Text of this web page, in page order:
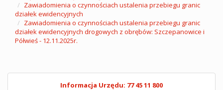
Zawiadomienia o czynnościach ustalenia przebiegu granic
działek ewidencyjnych
Zawiadomienia o czynnościach ustalenia przebiegu granic
działek ewidencyjnych drogowych z obrębów: Szczepanowice i
Półwieś - 12.11.2025r.
Informacja Urzędu: 77 45 11 800